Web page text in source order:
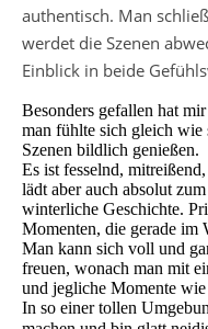
authentisch. Man
werdet die Szenen
Einblick in beide
Besonders gefallen hat
man fühlte sich gleich wie
Szenen bildlich genießen.
Es ist fesselnd,
lädt aber auch absolut
winterliche Geschichte.
Momenten, die gerade im
Man kann sich voll und
freuen, wonach man mit
und jegliche Momente wie
In so einer tollen